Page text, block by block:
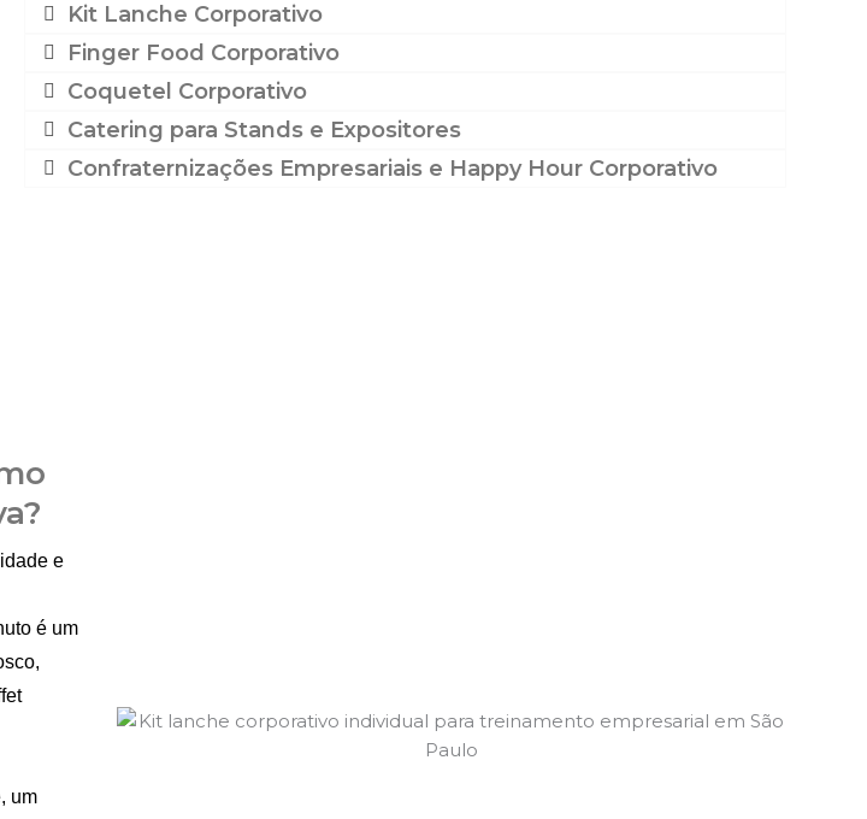
Kit Lanche Corporativo
Finger Food Corporativo
Coquetel Corporativo
Catering para Stands e Expositores
Confraternizações Empresariais e Happy Hour Corporativo
e
é um
um